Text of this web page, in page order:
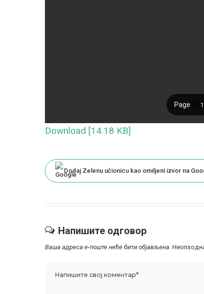
Download [14.18 KB]
Dodaj Zelenu učionicu kao omiljeni izvor na
Напишите одговор
Ваша адреса е-поште неће бити објављена.